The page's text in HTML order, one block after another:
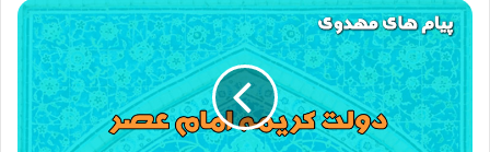
به خدا قسم ما نام های نیکوی پروردگاریم که هیچ عملی را خداوند از
بندگانش قبول نمی کند، مگر آن که ما را بشناسند.